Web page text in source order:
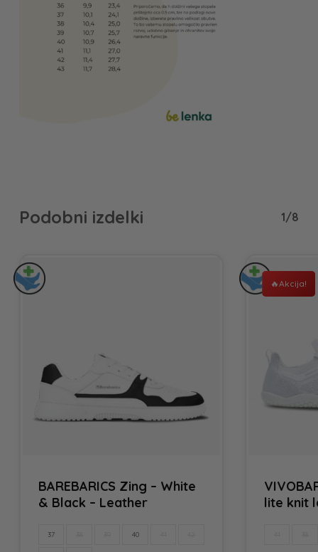
Podobni izdelki 1/8
BAREBARICS Zing – White
& Black – Leather
37 40
Akcija!
lite knit